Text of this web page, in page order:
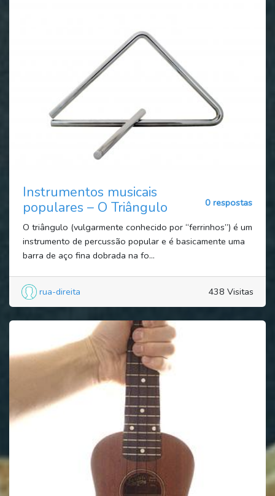
Instrumentos musicais
populares – O Triângulo
0 respostas
O triângulo (vulgarmente conhecido por “ferrinhos”) é um
instrumento de percussão popular e é basicamente uma
barra de aço fina dobrada na fo...
rua-direita 438 Visitas